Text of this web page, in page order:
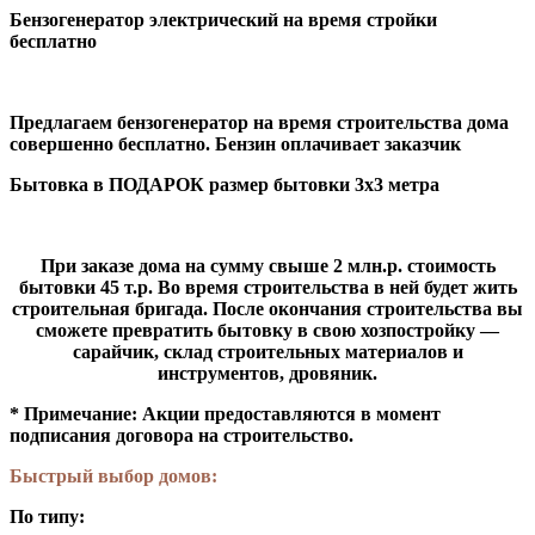
Бензогенератор электрический на время стройки
бесплатно
Предлагаем бензогенератор на время строительства дома
совершенно бесплатно. Бензин оплачивает заказчик
Бытовка в ПОДАРОК размер бытовки 3х3 метра
При заказе дома на сумму свыше 2 млн.р. стоимость
бытовки 45 т.р. Во время строительства в ней будет жить
строительная бригада. После окончания строительства вы
сможете превратить бытовку в свою хозпостройку —
сарайчик, склад строительных материалов и
инструментов, дровяник.
* Примечание: Акции предоставляются в момент
подписания договора на строительство.
Быстрый выбор домов:
По типу: